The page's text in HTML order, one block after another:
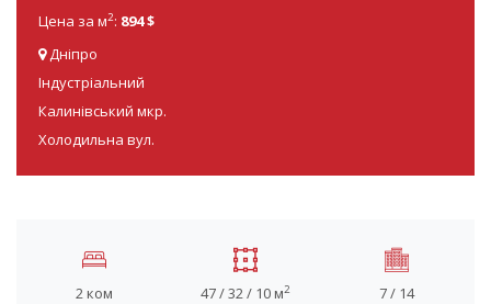
Цена за м2: 894 $
Дніпро
Індустріальний
Калинівський мкр.
Холодильна вул.
2 ком 47 / 32 / 10 м2 7 / 14